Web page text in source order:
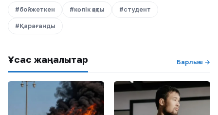
#бойжеткен #көлік қақты #студент
#Қарағанды
Ұқсас жаңалықтар Барлығы →